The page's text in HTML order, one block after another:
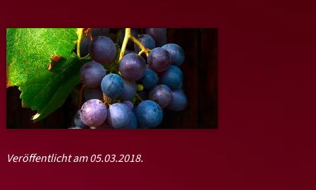
Veröffentlicht am 05.03.2018.